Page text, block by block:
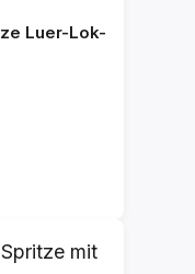
Luer-Lok-